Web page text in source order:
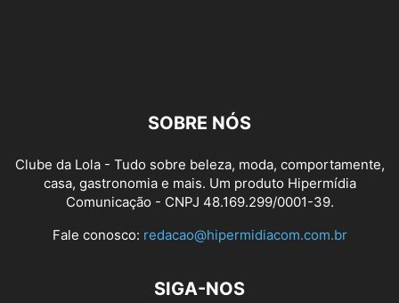
SOBRE NÓS
Clube da Lola - Tudo sobre beleza, moda, comportamente,
casa, gastronomia e mais. Um produto Hipermídia
Comunicação - CNPJ 48.169.299/0001-39.
Fale conosco: redacao@hipermidiacom.com.br
SIGA-NOS